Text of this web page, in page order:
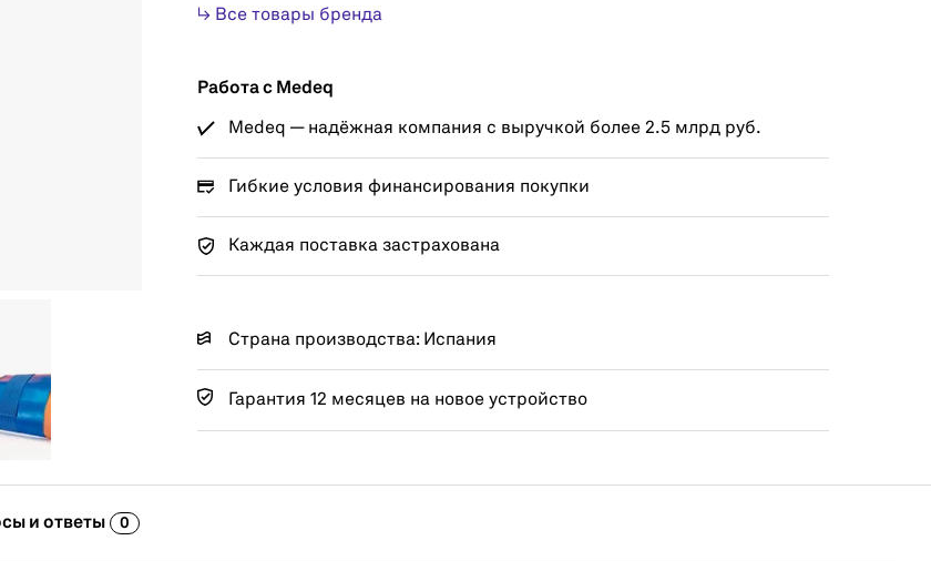
↳ Все товары бренда
Работа с Medeq
Medeq — надёжная компания с выручкой более 2.5 млрд руб.
Гибкие условия финансирования покупки
Каждая поставка застрахована
Страна производства: Испания
Гарантия 12 месяцев на новое устройство
и ответы 0